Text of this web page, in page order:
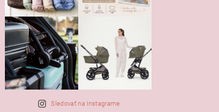
Sledovať na Instagrame